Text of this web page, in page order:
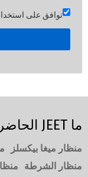
توافق على
ما JEET الحاضر
منظار ميغا بيكسلز
منظار الشرطة